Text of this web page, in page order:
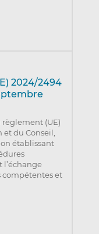
2024/2494
(UE)
et du Conseil,
établissant
l’échange
compétentes et